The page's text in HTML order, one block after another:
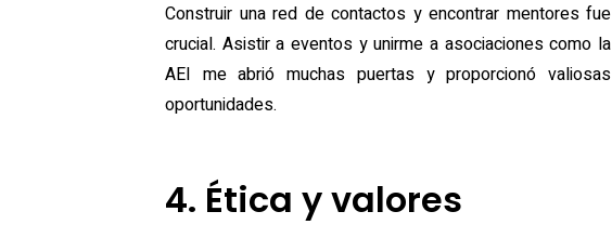
Construir una red de contactos y encontrar mentores fue
crucial. Asistir a eventos y unirme a asociaciones como la
AEI me abrió muchas puertas y proporcionó valiosas
oportunidades.
4. Ética y valores